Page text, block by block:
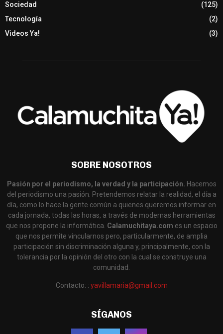
Sociedad
(125)
Tecnología
(2)
Videos Ya!
(3)
SOBRE NOSOTROS
Pasión por el periodismo, la verdad y la participación. Hacemos
del periodismo una pasión. Pretendemos relatar la realidad, el día a
día, como lo hace la gente común a quienes queremos informar en
cada jornada, todas las horas, a través de modernas herramientas
que nos propone la informática. Calamuchitaya.com es un espacio
que nos permite vincularnos pero, particularmente, de amplia
participación sin discriminación alguna y, principalmente, con la
tolerancia por la opinión del otro con la cual se construye una
comunidad.
Contacto: : yavillamaria@gmail.com
SÍGANOS